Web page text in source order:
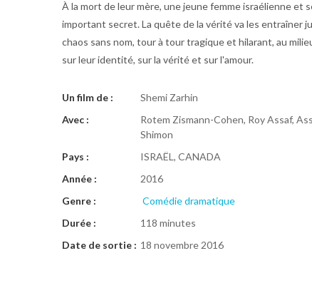
À la mort de leur mère, une jeune femme israélienne
important secret. La quête de la vérité va les entraîner
chaos sans nom, tour à tour tragique et hilarant, au
sur leur identité, sur la vérité et sur l'amour.
Un film de :
Shemi Zarhin
Avec :
Rotem Zismann-Cohen, Roy Assaf,
Shimon
Pays :
ISRAËL, CANADA
Année :
2016
Genre :
Comédie dramatique
Durée :
118 minutes
Date de sortie : 18 novembre 2016